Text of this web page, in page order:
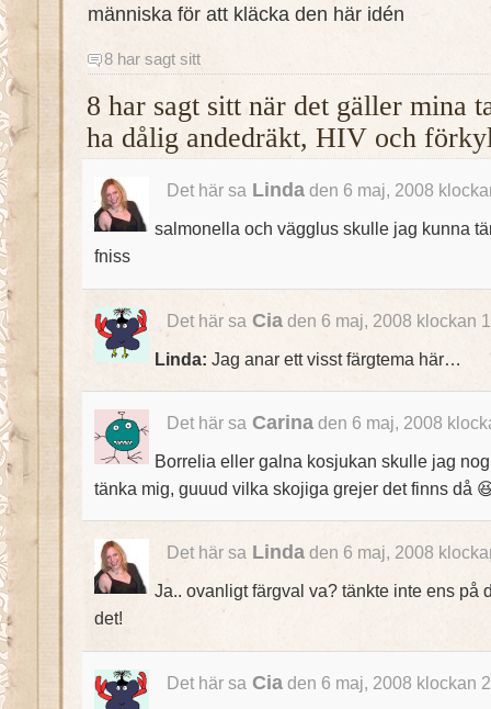
människa för att kläcka den här idén
8 har sagt sitt
8 har sagt sitt när det gäller mina
ha dålig andedräkt, HIV och
Det här sa Lindaden 6 maj, 2008
salmonella och vägglus skulle jag kunna
fniss
Det här sa Cia den 6 maj, 2008 klockan
Linda: Jag anar ett visst färgtema här…
Det här sa Carinaden 6 maj, 2008
Borrelia eller galna kosjukan skulle jag
tänka mig, guuud vilka skojiga grejer det finns då
Det här sa Lindaden 6 maj, 2008
Ja.. ovanligt färgval va? tänkte inte ens på
det!
Det här sa Ciaden 6 maj, 2008 klockan